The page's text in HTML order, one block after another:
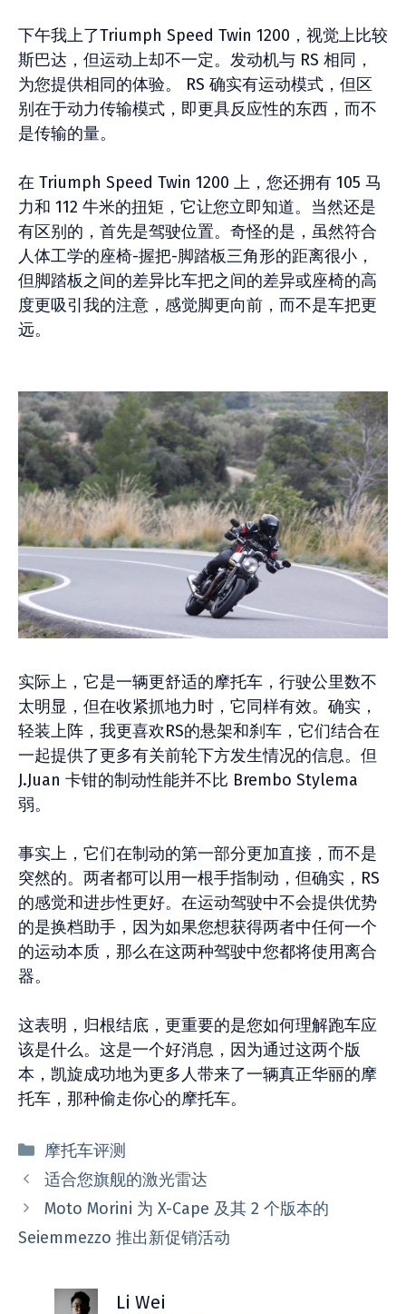
下午我上了Triumph Speed Twin 1200，视觉上比较
斯巴达，但运动上却不一定。发动机与 RS 相同，
为您提供相同的体验。 RS 确实有运动模式，但区
别在于动力传输模式，即更具反应性的东西，而不
是传输的量。
在 Triumph Speed Twin 1200 上，您还拥有 105 马
力和 112 牛米的扭矩，它让您立即知道。当然还是
有区别的，首先是驾驶位置。奇怪的是，虽然符合
人体工学的座椅-握把-脚踏板三角形的距离很小，
但脚踏板之间的差异比车把之间的差异或座椅的高
度更吸引我的注意，感觉脚更向前，而不是车把更
远。
实际上，它是一辆更舒适的摩托车，行驶公里数不
太明显，但在收紧抓地力时，它同样有效。确实，
轻装上阵，我更喜欢RS的悬架和刹车，它们结合在
一起提供了更多有关前轮下方发生情况的信息。但
J.Juan 卡钳的制动性能并不比 Brembo Stylema
弱。
事实上，它们在制动的第一部分更加直接，而不是
突然的。两者都可以用一根手指制动，但确实，RS
的感觉和进步性更好。在运动驾驶中不会提供优势
的是换档助手，因为如果您想获得两者中任何一个
的运动本质，那么在这两种驾驶中您都将使用离合
器。
这表明，归根结底，更重要的是您如何理解跑车应
该是什么。这是一个好消息，因为通过这两个版
本，凯旋成功地为更多人带来了一辆真正华丽的摩
托车，那种偷走你心的摩托车。
分
类
摩托车评测
适合您旗舰的激光雷达
Moto Morini 为 X-Cape 及其 2 个版本的
Seiemmezzo 推出新促销活动
Li Wei